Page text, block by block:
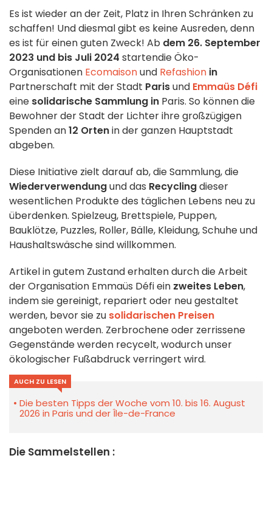
Es ist wieder an der Zeit, Platz in Ihren Schränken zu
schaffen! Und diesmal gibt es keine Ausreden, denn
es ist für einen guten Zweck! Ab dem 26. September
2023 und bis Juli 2024 startendieÖko-
Organisationen Ecomaisonund Refashion in
Partnerschaft mit der Stadt Parisund Emmaüs Défi
eine solidarische Sammlung in Paris. So können die
Bewohner der Stadt der Lichter ihre großzügigen
Spenden an12 Ortenin der ganzen Hauptstadt
abgeben.
Diese Initiative zielt darauf ab, die Sammlung, die
Wiederverwendungund das Recyclingdieser
wesentlichen Produkte des täglichen Lebens neu zu
überdenken. Spielzeug, Brettspiele, Puppen,
Bauklötze, Puzzles, Roller, Bälle, Kleidung, Schuhe und
Haushaltswäsche sind willkommen.
Artikel in gutem Zustand erhalten durch die Arbeit
der Organisation Emmaüs Défi ein zweites Leben,
indem sie gereinigt, repariert oder neu gestaltet
werden, bevor sie zu solidarischen Preisen
angeboten werden. Zerbrochene oder zerrissene
Gegenstände werden recycelt, wodurch unser
ökologischer Fußabdruck verringert wird.
AUCH ZU LESEN
Die besten Tipps der Woche vom 10. bis 16. August
2026 in Paris und der Île-de-France
Die Sammelstellen :